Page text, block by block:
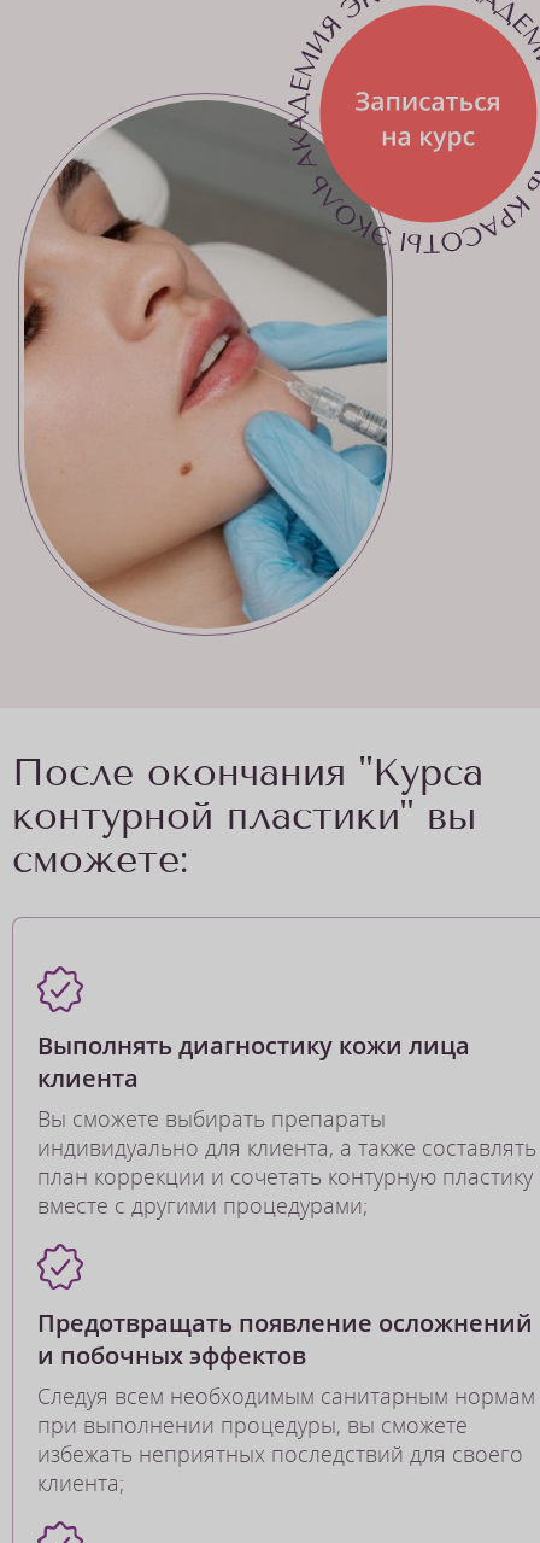
После окончания "Курса
контурной пластики" вы
сможете:
Выполнять диагностику кожи лица
клиента
Вы сможете выбирать препараты
индивидуально для клиента, а также составлять
план коррекции и сочетать контурную пластику
вместе с другими процедурами;
Предотвращать появление осложнений
и побочных эффектов
Следуя всем необходимым санитарным нормам
при выполнении процедуры, вы сможете
избежать неприятных последствий для своего
клиента;